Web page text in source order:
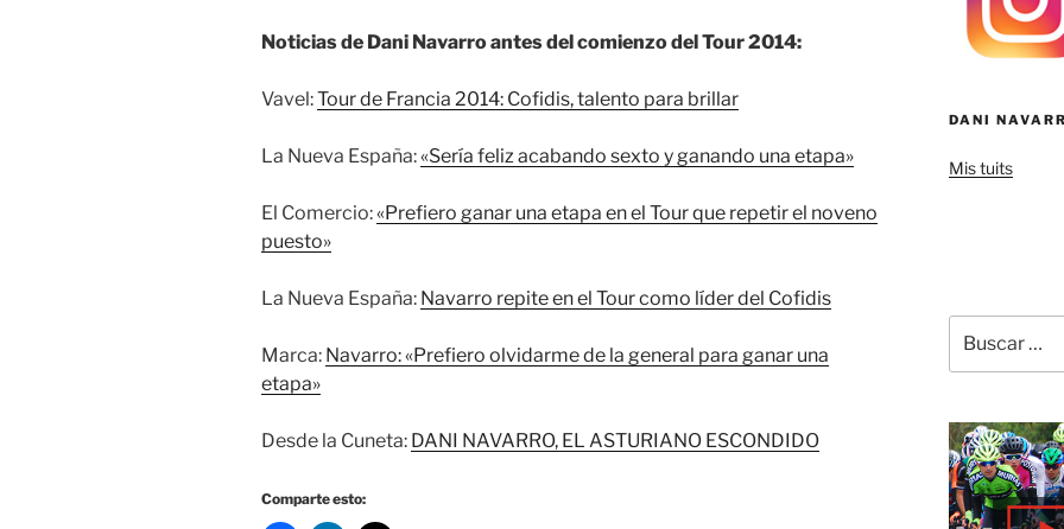
Noticias de Dani Navarro antes del comienzo del Tour 2014:
Vavel:Tour de Francia 2014: Cofidis, talento para brillar
La Nueva España:«Sería feliz acabando sexto y ganando una etapa»
El Comercio:«Prefiero ganar una etapa en el Tour que repetir el noveno
puesto»
La Nueva España: Navarro repite en el Tour como líder del Cofidis
Marca: Navarro: «Prefiero olvidarme de la general para ganar una
etapa»
Desde la Cuneta: DANI NAVARRO, EL ASTURIANO ESCONDIDO
Comparte esto:
DANI
Mis tuits
por: